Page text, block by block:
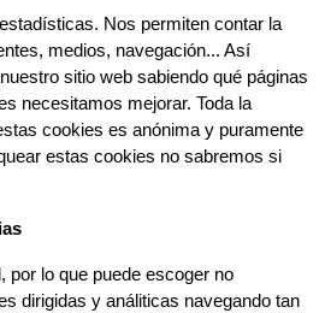
Nos permiten contar la
medios, navegación... Así
sitio web sabiendo qué páginas
necesitamos mejorar. Toda la
cookies es anónima y puramente
estas cookies no sabremos si
por lo que puede escoger no
dirigidas y análiticas navegando tan